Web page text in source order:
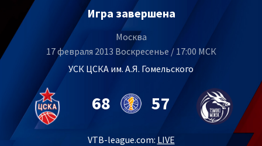
Игра завершена
Москва
17 февраля 2013 Воскресенье / 17:00 МСК
УСК ЦСКА им. А.Я. Гомельского
68 57
VTB-league.com: LIVE